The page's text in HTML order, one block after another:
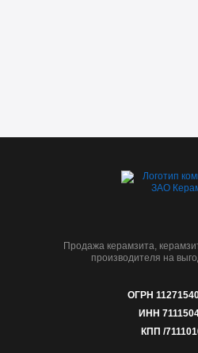
Продажа керамзита,
производителя на
ОГРН
ИНН
КПП /